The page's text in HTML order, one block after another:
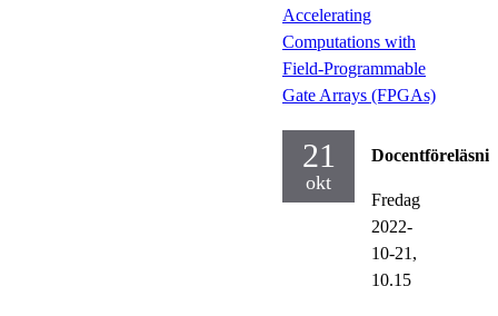
Accelerating
Computations with
Field-Programmable
Gate Arrays (FPGAs)
21
okt
Fredag
2022-
10-21,
10.15